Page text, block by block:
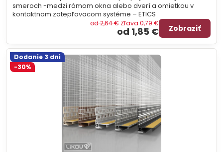
smeroch -medzi rámom okna alebo dverí a omietkou v
kontaktnom zatepľovacom systéme – ETICS
od 1,85 €
od 2,64 € Zľava 0,79 €
Zobraziť
Dodanie 3 dni
-30%